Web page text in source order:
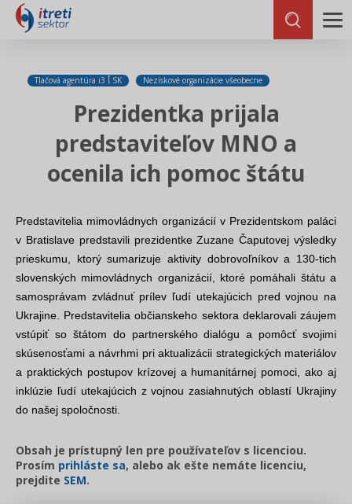
Tlačová agentúra i3 ꟾ SK Neziskové organizácie všeobecne
Prezidentka prijala
predstaviteľov MNO a
ocenila ich pomoc štátu
Predstavitelia mimovládnych organizácií v Prezidentskom paláci
v Bratislave predstavili prezidentke Zuzane Čaputovej výsledky
prieskumu, ktorý sumarizuje aktivity dobrovoľníkov a 130-tich
slovenských mimovládnych organizácií, ktoré pomáhali štátu a
samosprávam zvládnuť prílev ľudí utekajúcich pred vojnou na
Ukrajine. Predstavitelia občianskeho sektora deklarovali záujem
vstúpiť so štátom do partnerského dialógu a pomôcť svojimi
skúsenosťami a návrhmi pri aktualizácii strategických materiálov
a praktických postupov krízovej a humanitárnej pomoci, ako aj
inklúzie ľudí utekajúcich z vojnou zasiahnutých oblastí Ukrajiny
do našej spoločnosti.
Obsah je prístupný len pre používateľov s licenciou.
Prosím prihláste sa, alebo ak ešte nemáte licenciu,
prejdite SEM.